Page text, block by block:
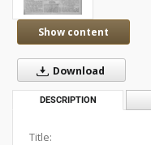
Show content
Download
DESCRIPTION
Title: